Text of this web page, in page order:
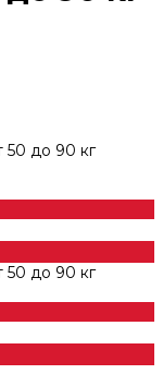
50 до 90 кг
50 до 90 кг